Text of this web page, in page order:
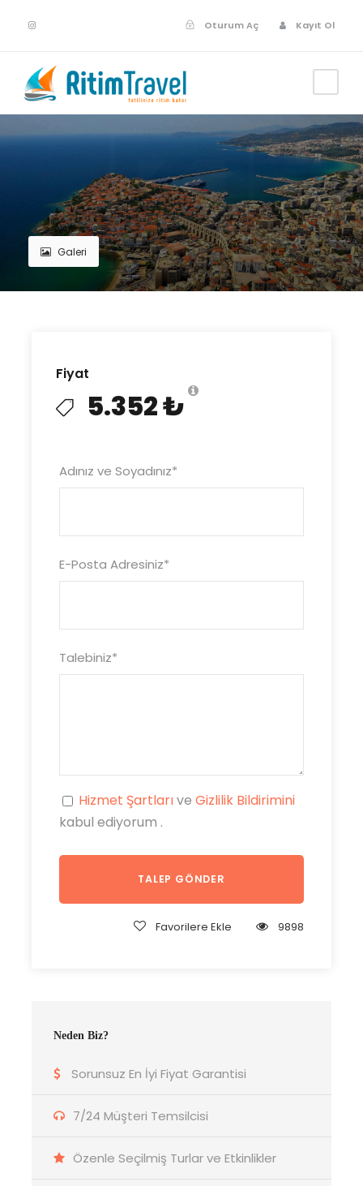
Oturum Aç Kayıt Ol
Galeri
Fiyat
5.352 ₺
Adınız ve Soyadınız*
E-Posta Adresiniz*
Talebiniz*
Hizmet Şartlarıve Gizlilik Bildirimini
kabul ediyorum .
Favorilere Ekle 9898
Neden Biz?
Sorunsuz En İyi Fiyat Garantisi
7/24 Müşteri Temsilcisi
Özenle Seçilmiş Turlar ve Etkinlikler